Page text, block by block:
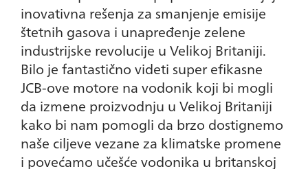
inovativna rešenja za smanjenje emisije
štetnih gasova i unapređenje zelene
industrijske revolucije u Velikoj Britaniji.
Bilo je fantastično videti super efikasne
JCB-ove motore na vodonik koji bi mogli
da izmene proizvodnju u Velikoj Britaniji
kako bi nam pomogli da brzo dostignemo
naše ciljeve vezane za klimatske promene
i povećamo učešće vodonika u britanskoj